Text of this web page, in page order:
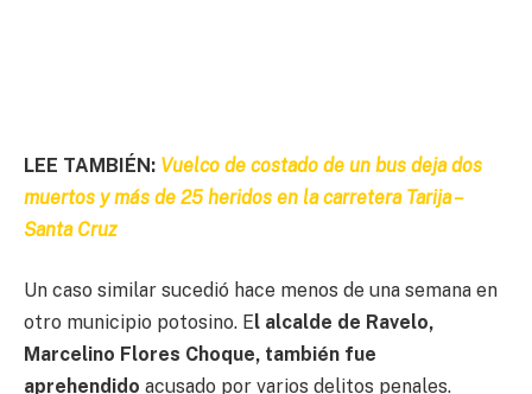
LEE TAMBIÉN: Vuelco de costado de un bus deja dos
muertos y más de 25 heridos en la carretera Tarija –
Santa Cruz
Un caso similar sucedió hace menos de una semana en
otro municipio potosino. El alcalde de Ravelo,
Marcelino Flores Choque, también fue
aprehendido acusado por varios delitos penales.